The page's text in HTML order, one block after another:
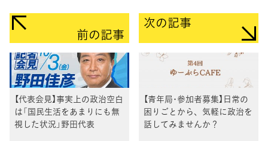
前の記事
【代表会見】事実上の政治空白
は「国民生活をあまりにも無
視した状況」野田代表
次の記事
【青年局･参加者募集】日常の
困りごとから、気軽に政治を
話してみませんか？